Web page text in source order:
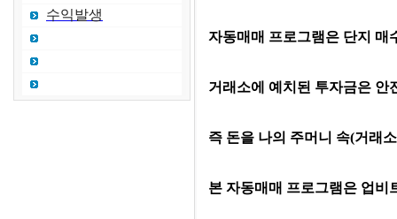
수익발생
자동매매 프로그램은 단지 매
거래소에 예치된 투자금은 안
즉 돈을 나의 주머니 속(거래
본 자동매매 프로그램은 업비